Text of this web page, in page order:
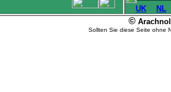
UK
NL
©
Sollten Sie diese Seite ohne